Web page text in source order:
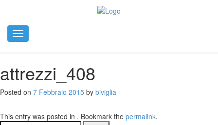
Toggle
navigation
attrezzi_408
Posted on 7 Febbraio 2015 by biviglia
This entry was posted in . Bookmark the permalink.